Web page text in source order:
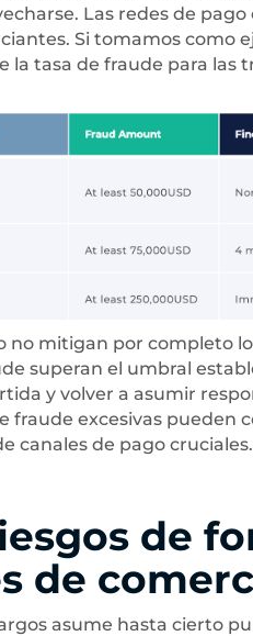
Las redes de
Si tomamos como
la tasa de fraude para las
mitigan por completo
superan el umbral
y volver a asumir
fraude excesivas pueden
canales de pago cruciales.
de
de
asume hasta cierto